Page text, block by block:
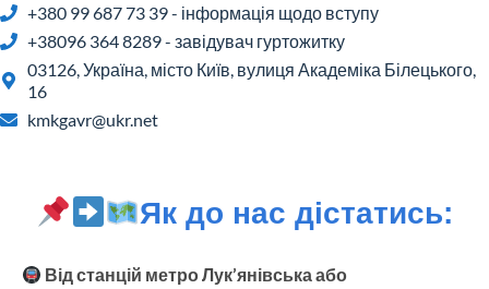
+380 99 687 73 39 - інформація щодо вступу
+38096 364 8289 - завідувач гуртожитку
03126, Україна, місто Київ, вулиця Академіка Білецького,
16
kmkgavr@ukr.net
Як до нас дістатись:
Від станцій метро Лук’янівська або